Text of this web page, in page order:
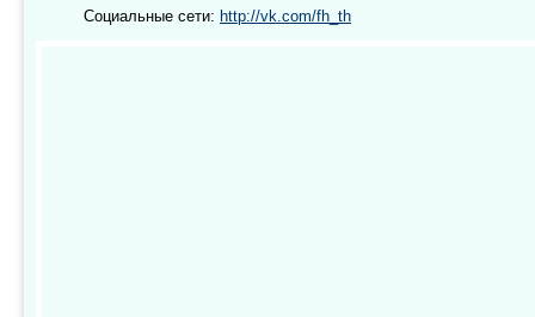
Социальные сети: http://vk.com/fh_th